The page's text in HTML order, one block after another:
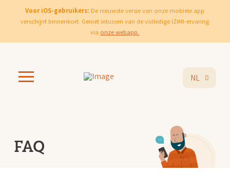
Voor iOS-gebruikers: De nieuwste versie van onze mobiele app
verschijnt binnenkort. Geniet intussen van de volledige IZIMI-ervaring
via onze webapp.
NL
FAQ